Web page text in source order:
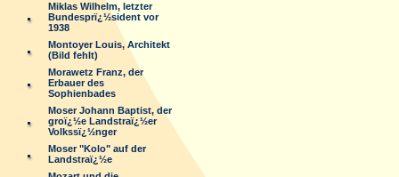
Miklas Wilhelm, letzter
Bundesprï¿½sident vor
1938
Montoyer Louis, Architekt
(Bild fehlt)
Morawetz Franz, der
Erbauer des
Sophienbades
Moser Johann Baptist, der
groï¿½e Landstraï¿½er
Volkssï¿½nger
Moser "Kolo" auf der
Landstraï¿½e